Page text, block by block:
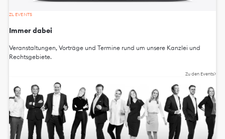
ZL EVENTS
Immer dabei
Veranstaltungen, Vorträge und Termine rund um unsere Kanzlei und
Rechtsgebiete.
Zu den Events